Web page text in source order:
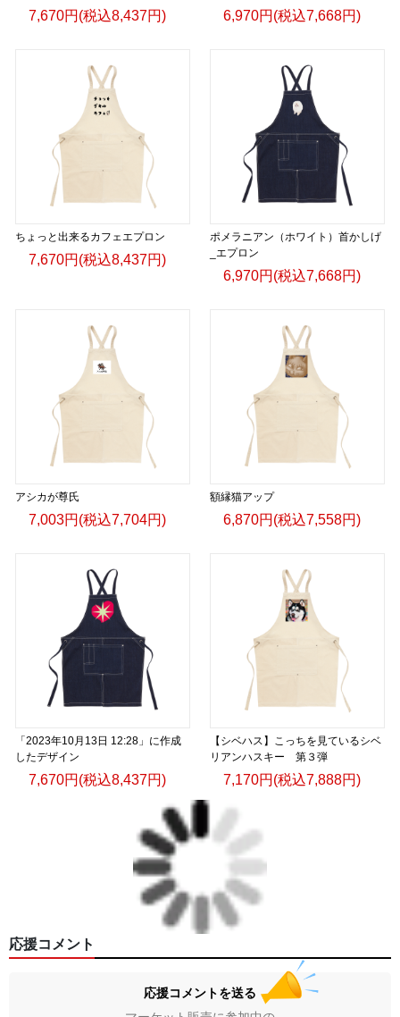
7,670円(税込8,437円) 6,970円(税込7,668円)
ちょっと出来るカフェエプロン
7,670円(税込8,437円)
ポメラニアン（ホワイト）首かしげ
_エプロン
6,970円(税込7,668円)
アシカが尊氏
7,003円(税込7,704円)
額縁猫アップ
6,870円(税込7,558円)
「2023年10月13日 12:28」に作成
したデザイン
7,670円(税込8,437円)
【シベハス】こっちを見ているシベ
リアンハスキー 第３弾
7,170円(税込7,888円)
応援コメント
応援コメントを送る